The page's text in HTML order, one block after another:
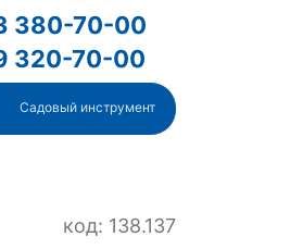
380-70-00
320-70-00
Садовый инструмент
код: 138.137